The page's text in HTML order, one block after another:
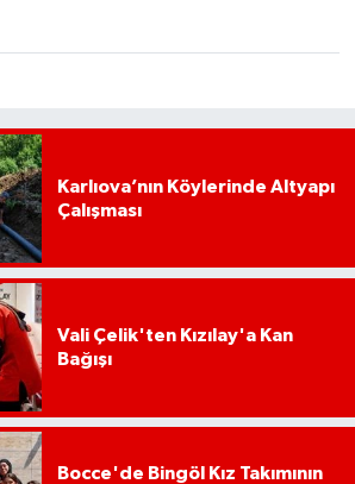
Karlıova’nın Köylerinde Altyapı
Çalışması
Vali Çelik'ten Kızılay'a Kan
Bağışı
Bocce'de Bingöl Kız Takımının